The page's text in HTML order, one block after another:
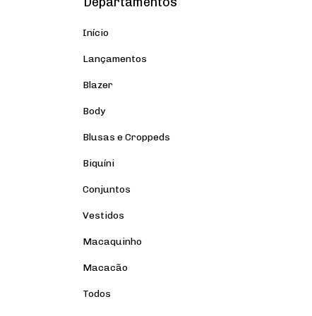
Início
Lançamentos
Blazer
Body
Blusas e Croppeds
Biquíni
Conjuntos
Vestidos
Macaquinho
Macacão
Todos